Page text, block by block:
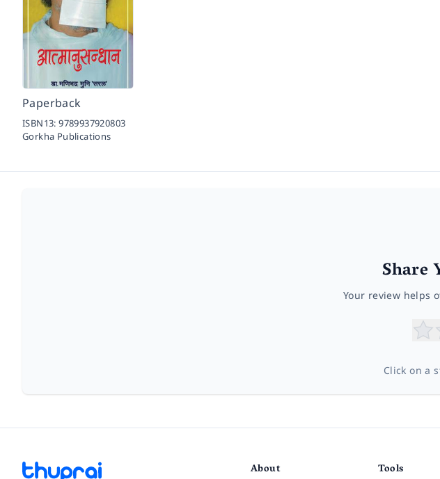
Paperback
ISBN13:9789937920803
Gorkha Publications
Share
Your review helps
Click on a
About Tools